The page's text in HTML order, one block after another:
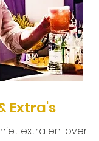
Extra's
extra en 'over